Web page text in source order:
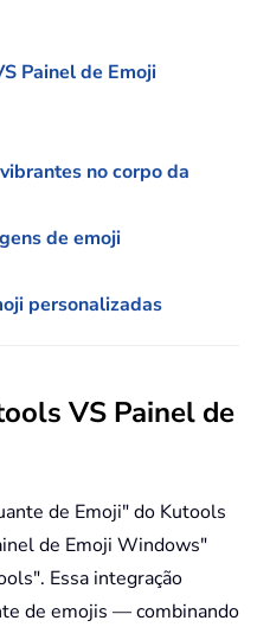
Painel de Emoji
no corpo da
de emoji
personalizadas
VS Painel de
de Emoji" do Kutools
de Emoji Windows"
Essa integração
de emojis — combinando